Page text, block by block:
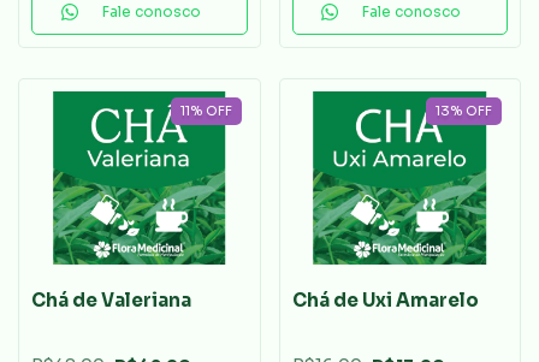
Fale conosco Fale conosco
11% OFF
Chá de Valeriana
13% OFF
Chá de Uxi Amarelo